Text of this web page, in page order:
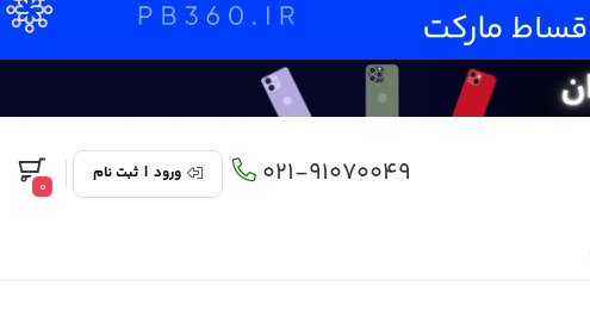
021-91070049 ورود | ثبت نام
0